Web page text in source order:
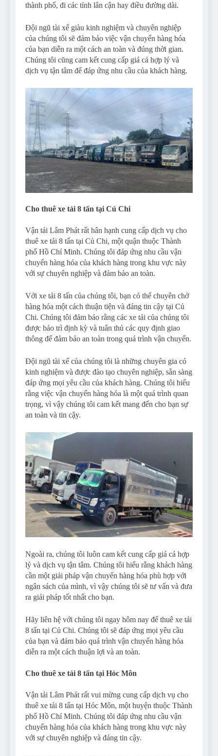
thành phố, đi các tỉnh lân cận hay điều đường dài.
Đội ngũ tài xế giàu kinh nghiệm và chuyên nghiệp
của chúng tôi sẽ đảm bảo việc vận chuyển hàng hóa
của bạn diễn ra một cách an toàn và đúng thời gian.
Chúng tôi cũng cam kết cung cấp giá cả hợp lý và
dịch vụ tận tâm để đáp ứng nhu cầu của khách hàng.
Cho thuê xe tải 8 tấn tại Củ Chi
Vận tải Lâm Phát rất hân hạnh cung cấp dịch vụ cho
thuê xe tải 8 tấn tại Củ Chi, một quận thuộc Thành
phố Hồ Chí Minh. Chúng tôi đáp ứng nhu cầu vận
chuyển hàng hóa của khách hàng trong khu vực này
với sự chuyên nghiệp và đảm bảo an toàn.
Với xe tải 8 tấn của chúng tôi, bạn có thể chuyên chở
hàng hóa một cách thuận tiện và đáng tin cậy tại Củ
Chi. Chúng tôi đảm bảo rằng các xe tải của chúng tôi
được bảo trì định kỳ và tuân thủ các quy định giao
thông để đảm bảo an toàn trong quá trình vận chuyển.
Đội ngũ tài xế của chúng tôi là những chuyên gia có
kinh nghiệm và được đào tạo chuyên nghiệp, sẵn sàng
đáp ứng mọi yêu cầu của khách hàng. Chúng tôi hiểu
rằng việc vận chuyển hàng hóa là một quá trình quan
trọng, vì vậy chúng tôi cam kết mang đến cho bạn sự
an toàn và tin cậy.
Ngoài ra, chúng tôi luôn cam kết cung cấp giá cả hợp
lý và dịch vụ tận tâm. Chúng tôi hiểu rằng khách hàng
cần một giải pháp vận chuyển hàng hóa phù hợp với
ngân sách của mình, vì vậy chúng tôi sẽ tư vấn và đưa
ra giải pháp tốt nhất cho bạn.
Hãy liên hệ với chúng tôi ngay hôm nay để thuê xe tải
8 tấn tại Củ Chi. Chúng tôi sẽ đáp ứng mọi yêu cầu
của bạn và đảm bảo quá trình vận chuyển hàng hóa
diễn ra một cách thuận lợi và an toàn.
Cho thuê xe tải 8 tấn tại Hóc Môn
Vận tải Lâm Phát rất vui mừng cung cấp dịch vụ cho
thuê xe tải 8 tấn tại Hóc Môn, một huyện thuộc Thành
phố Hồ Chí Minh. Chúng tôi đáp ứng nhu cầu vận
chuyển hàng hóa của khách hàng trong khu vực này
với sự chuyên nghiệp và đáng tin cậy.